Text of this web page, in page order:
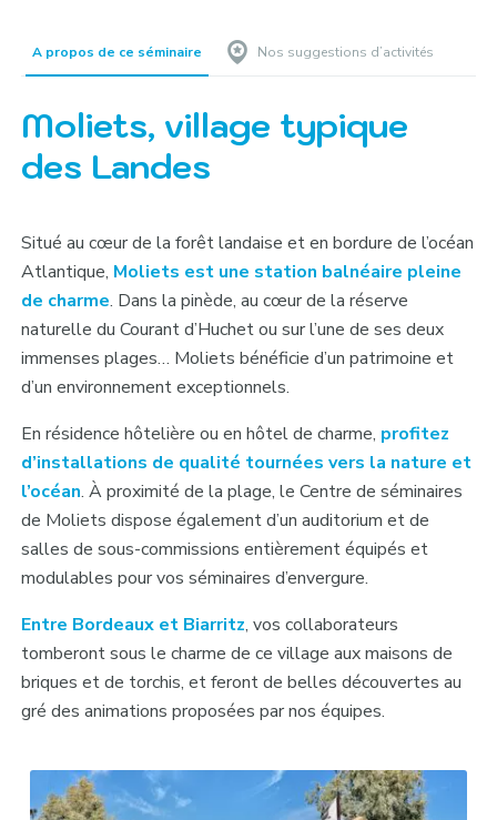
A propos de ce séminaire Nos suggestions d’activités
Moliets, village typique
des Landes
Situé au cœur de la forêt landaise et en bordure de l’océan
Atlantique, Moliets est une station balnéaire pleine
de charme. Dans la pinède, au cœur de la réserve
naturelle du Courant d’Huchet ou sur l’une de ses deux
immenses plages… Moliets bénéficie d’un patrimoine et
d’un environnement exceptionnels.
En résidence hôtelière ou en hôtel de charme, profitez
d’installations de qualité tournées vers la nature et
l’océan. À proximité de la plage, le Centre de séminaires
de Moliets dispose également d’un auditorium et de
salles de sous-commissions entièrement équipés et
modulables pour vos séminaires d’envergure.
Entre Bordeaux et Biarritz, vos collaborateurs
tomberont sous le charme de ce village aux maisons de
briques et de torchis, et feront de belles découvertes au
gré des animations proposées par nos équipes.